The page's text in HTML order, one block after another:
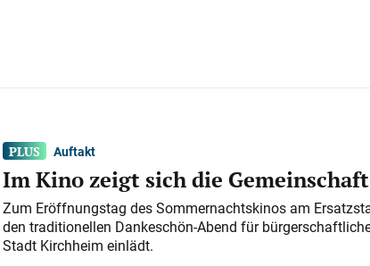
Auftakt
Im Kino zeigt sich die Gemeinschaft
Zum Eröffnungstag des Sommernachtskinos am
den traditionellen Dankeschön-Abend für
Stadt Kirchheim einlädt.